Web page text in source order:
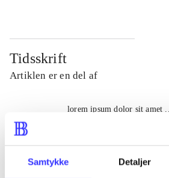
Samtykke Detaljer
Tidsskrift
Artiklen er en del af
lorem ipsum dolor sit amet ...